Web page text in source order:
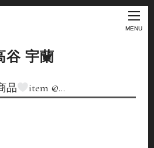
MENU
谷 宇蘭
品 item @…